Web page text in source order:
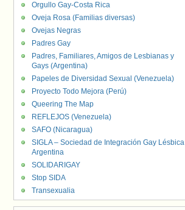
Orgullo Gay-Costa Rica
Oveja Rosa (Familias diversas)
Ovejas Negras
Padres Gay
Padres, Familiares, Amigos de Lesbianas y
Gays (Argentina)
Papeles de Diversidad Sexual (Venezuela)
Proyecto Todo Mejora (Perú)
Queering The Map
REFLEJOS (Venezuela)
SAFO (Nicaragua)
SIGLA – Sociedad de Integración Gay Lésbica
Argentina
SOLIDARIGAY
Stop SIDA
Transexualia